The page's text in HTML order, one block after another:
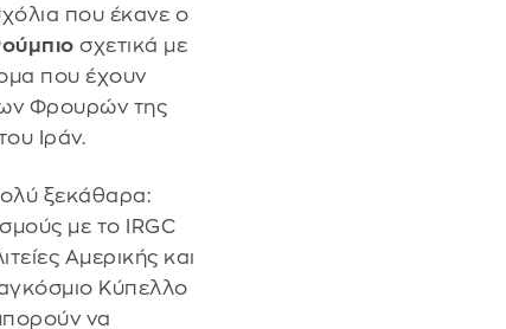
που έκανε ο
σχετικά με
που έχουν
Φρουρών της
Ιράν.
ξεκάθαρα:
με το IRGC
Αμερικής και
Κύπελλο
να